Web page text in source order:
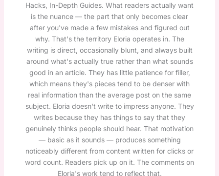
Hacks, In-Depth Guides. What readers actually want
is the nuance — the part that only becomes clear
after you've made a few mistakes and figured out
why. That's the territory Eloria operates in. The
writing is direct, occasionally blunt, and always built
around what's actually true rather than what sounds
good in an article. They has little patience for filler,
which means they's pieces tend to be denser with
real information than the average post on the same
subject. Eloria doesn't write to impress anyone. They
writes because they has things to say that they
genuinely thinks people should hear. That motivation
— basic as it sounds — produces something
noticeably different from content written for clicks or
word count. Readers pick up on it. The comments on
Eloria's work tend to reflect that.